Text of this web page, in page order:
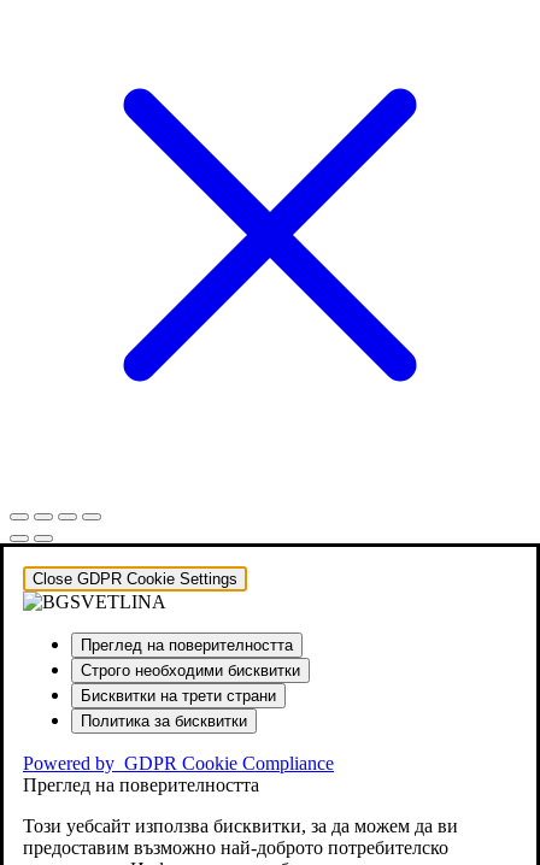
Close GDPR Cookie Settings
Преглед на поверителността
Строго необходими бисквитки
Бисквитки на трети страни
Политика за бисквитки
Powered by GDPR Cookie Compliance
Преглед на поверителността
Този уебсайт използва бисквитки, за да можем да ви
предоставим възможно най-доброто потребителско